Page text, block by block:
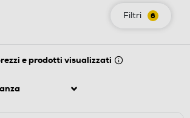
Filtri 6
e prodotti visualizzati